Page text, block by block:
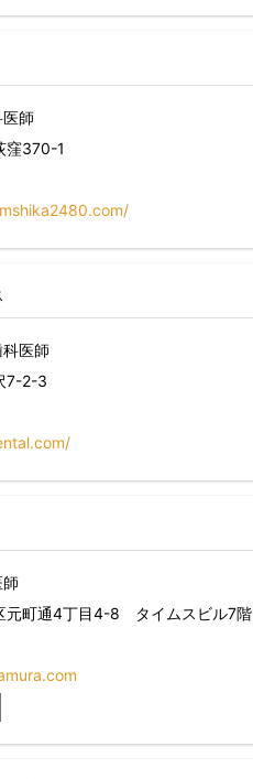
師
窪370-1
医師
7-2-3
元町通4丁目4-8 タイムスビル7階